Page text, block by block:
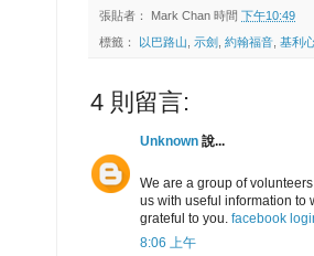
張貼者： Mark Chan 時間 下午10:49
標籤： 以巴路山 示劍 約翰福音 基利
4 則留言:
Unknown 說...
We are a group of
us with useful information to
grateful to you. facebook
8:06 上午